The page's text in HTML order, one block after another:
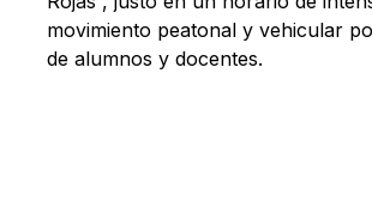
movimiento peatonal y vehicular
de alumnos y docentes.